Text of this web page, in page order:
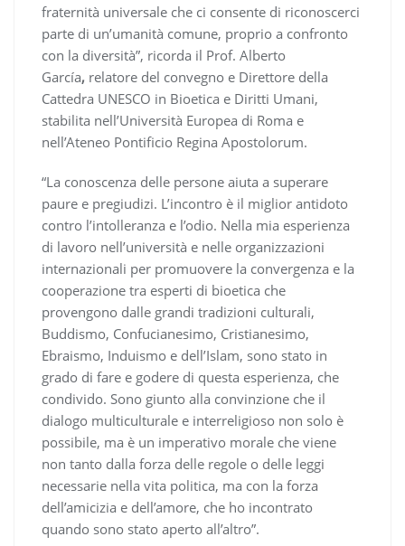
fraternità universale che ci consente di riconoscerci
parte di un’umanità comune, proprio a confronto
con la diversità”, ricorda il Prof. Alberto
García, relatore del convegno e Direttore della
Cattedra UNESCO in Bioetica e Diritti Umani,
stabilita nell’Università Europea di Roma e
nell’Ateneo Pontificio Regina Apostolorum.
“La conoscenza delle persone aiuta a superare
paure e pregiudizi. L’incontro è il miglior antidoto
contro l’intolleranza e l’odio. Nella mia esperienza
di lavoro nell’università e nelle organizzazioni
internazionali per promuovere la convergenza e la
cooperazione tra esperti di bioetica che
provengono dalle grandi tradizioni culturali,
Buddismo, Confucianesimo, Cristianesimo,
Ebraismo, Induismo e dell’Islam, sono stato in
grado di fare e godere di questa esperienza, che
condivido. Sono giunto alla convinzione che il
dialogo multiculturale e interreligioso non solo è
possibile, ma è un imperativo morale che viene
non tanto dalla forza delle regole o delle leggi
necessarie nella vita politica, ma con la forza
dell’amicizia e dell’amore, che ho incontrato
quando sono stato aperto all’altro”.